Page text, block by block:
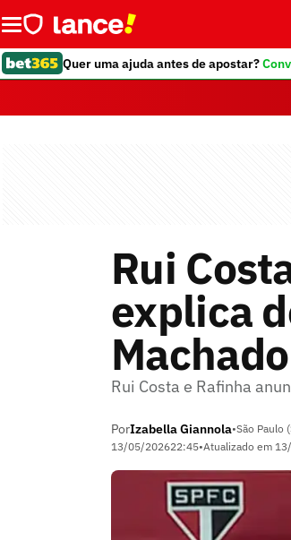
Quer uma ajuda antes de apostar?
Rui
explica
Machado
Rui Costa e Rafinha
PorIzabella Giannola•São Paulo
13/05/202622:45•Atualizado em